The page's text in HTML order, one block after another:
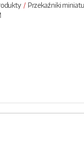
Przekaźniki